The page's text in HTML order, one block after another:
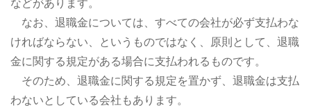
などがあります。
なお、退職金については、すべての会社が必ず支払わな
ければならない、というものではなく、原則として、退職
金に関する規定がある場合に支払われるものです。
そのため、退職金に関する規定を置かず、退職金は支払
わないとしている会社もあります。